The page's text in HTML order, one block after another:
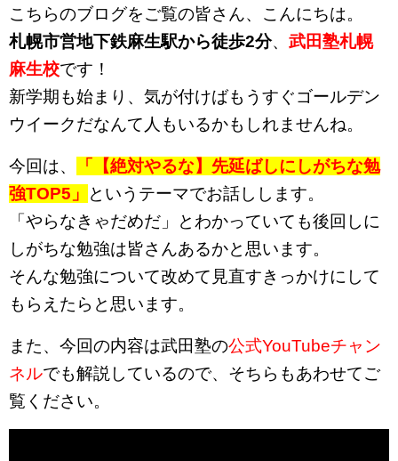
こちらのブログをご覧の皆さん、こんにちは。
札幌市営地下鉄麻生駅から徒歩2分、 武田塾札幌
麻生校です！
新学期も始まり、気が付けばもうすぐゴールデン
ウイークだなんて人もいるかもしれませんね。
今回は、
「【絶対やるな】先延ばしにしがちな勉
強TOP5」
というテーマでお話しします。
「やらなきゃだめだ」とわかっていても後回しに
しがちな勉強は皆さんあるかと思います。
そんな勉強について改めて見直すきっかけにして
もらえたらと思います。
また、今回の内容は武田塾の公式YouTubeチャン
ネルでも解説しているので、そちらもあわせてご
覧ください。